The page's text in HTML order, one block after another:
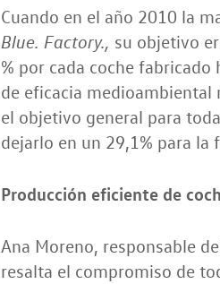
Cuando en el año 2010 la
Blue. Factory., su objetivo
% por cada coche
de eficacia medioambiental
el objetivo general para
dejarlo en un 29,1% para la
Producción eficiente de
Ana Moreno, responsable
resalta el compromiso de